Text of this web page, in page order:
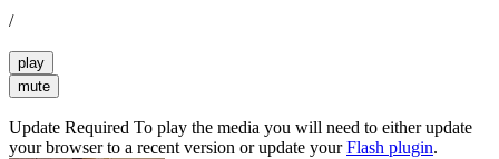
/
play
mute
Update Required To play the media you will need to either update
your browser to a recent version or update yourFlash plugin.